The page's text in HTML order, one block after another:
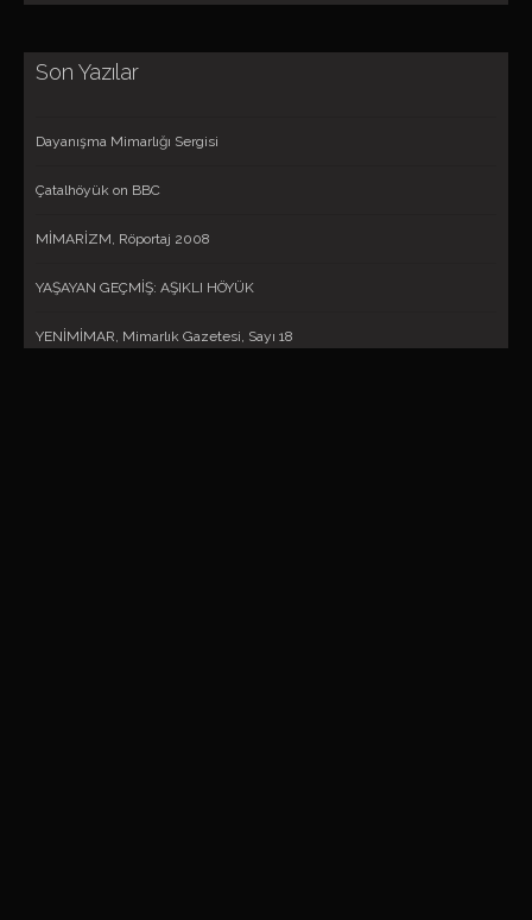
Son Yazılar
Dayanışma Mimarlığı Sergisi
Çatalhöyük on BBC
MİMARİZM, Röportaj 2008
YAŞAYAN GEÇMİŞ: AŞIKLI HÖYÜK
YENİMİMAR, Mimarlık Gazetesi, Sayı 18